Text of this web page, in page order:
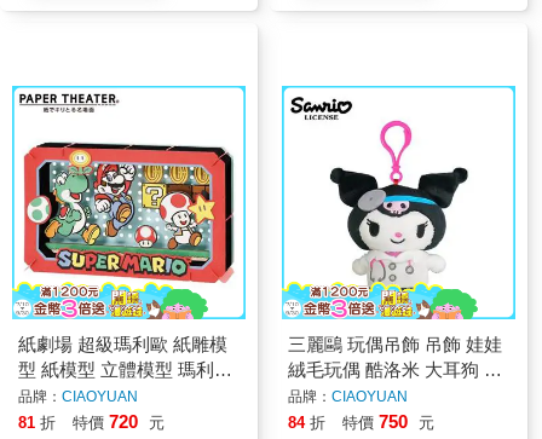
紙劇場 超級瑪利歐 紙雕模
型 紙模型 立體模型 瑪利歐
耀西 任天堂 PAPER
THEATER
品牌： CIAOYUAN
81 折 特價 720 元
三麗鷗 玩偶吊飾 吊飾 娃娃
絨毛玩偶 酷洛米 大耳狗 布
丁狗 帕恰狗 人魚漢頓
品牌： CIAOYUAN
84 折 特價 750 元